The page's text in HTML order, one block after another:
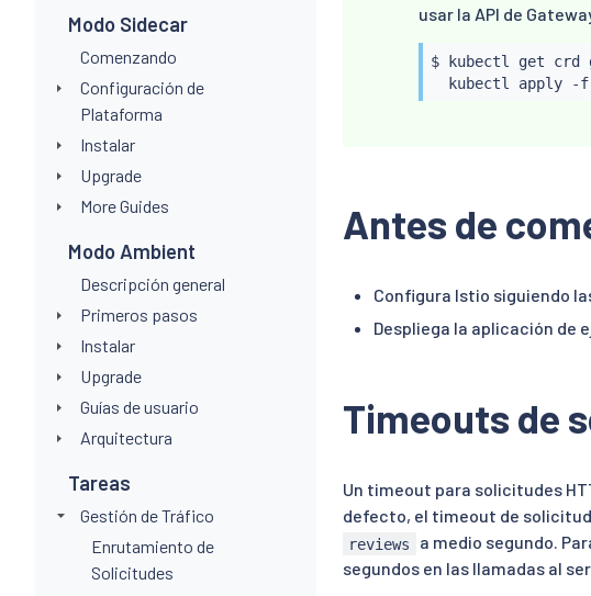
Modo Sidecar
Comenzando
Configuración de
Plataforma
Instalar
Upgrade
More Guides
Modo Ambient
Descripción general
Primeros pasos
Instalar
Upgrade
Guías de usuario
Arquitectura
Tareas
Gestión de Tráfico
Enrutamiento de
Solicitudes
usar la API de
$ kubectl get crd
kubectl
Antes de
Configura Istio siguiendo
Despliega la aplicación de
Timeouts de
Un timeout para solicitudes
defecto, el timeout de
reviews
a medio segundo.
segundos en las llamadas al